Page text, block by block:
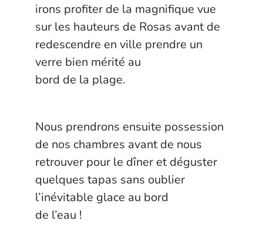
irons profiter de la magnifique vue
sur les hauteurs de Rosas avant de
redescendre en ville prendre un
verre bien mérité au
bord de la plage.
Nous prendrons ensuite possession
de nos chambres avant de nous
retrouver pour le dîner et déguster
quelques tapas sans oublier
l’inévitable glace au bord
de l’eau !